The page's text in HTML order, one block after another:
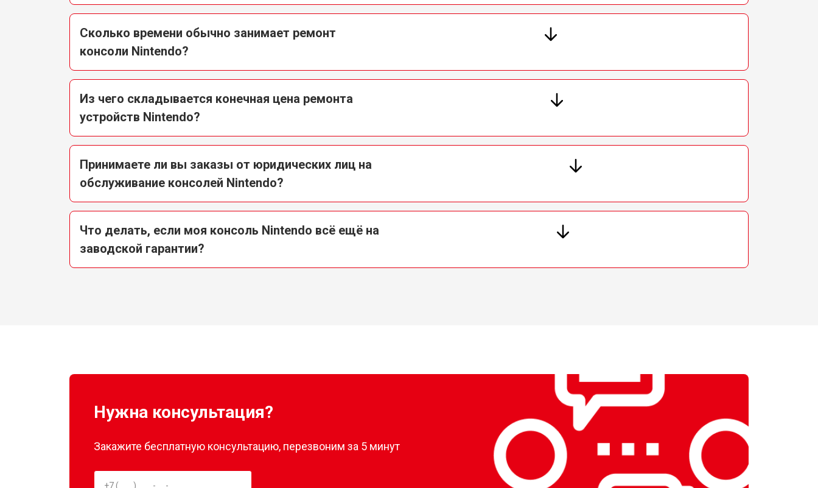
Сколько времени обычно занимает ремонт
консоли Nintendo?
Из чего складывается конечная цена ремонта
устройств Nintendo?
Принимаете ли вы заказы от юридических лиц на
обслуживание консолей Nintendo?
Что делать, если моя консоль Nintendo всё ещё на
заводской гарантии?
Нужна консультация?
Закажите бесплатную консультацию, перезвоним за 5 минут